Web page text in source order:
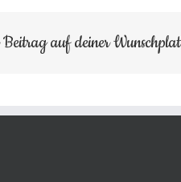
Beitrag auf deiner